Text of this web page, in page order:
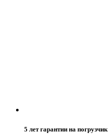
5 лет гарантии на погрузчик